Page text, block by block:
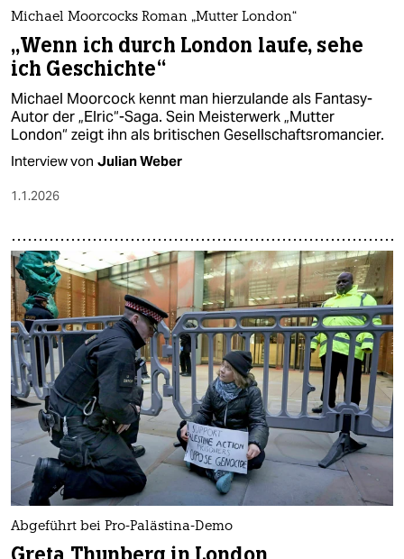
Michael Moorcocks Roman „Mutter London“
„Wenn ich durch London laufe, sehe
ich Geschichte“
Michael Moorcock kennt man hierzulande als Fantasy-
Autor der „Elric“-Saga. Sein Meisterwerk „Mutter
London“ zeigt ihn als britischen Gesellschafts­romancier.
Interview von Julian Weber
1.1.2026
Abgeführt bei Pro-Palästina-Demo